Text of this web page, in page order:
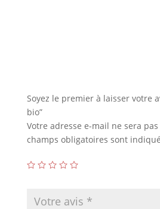
Soyez le premier à laisser votre
bio”
Votre adresse e-mail ne sera
champs obligatoires sont